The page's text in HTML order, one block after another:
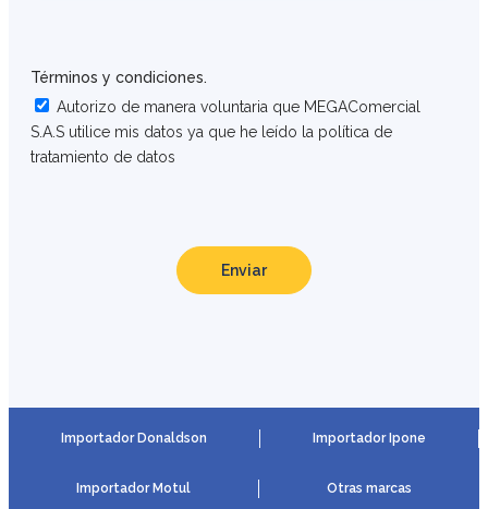
Términos y condiciones.
Autorizo de manera voluntaria que MEGAComercial
S.A.S utilice mis datos ya que he leído la política de
tratamiento de datos
Enviar
Importador Donaldson Importador Ipone
Importador Motul Otras marcas